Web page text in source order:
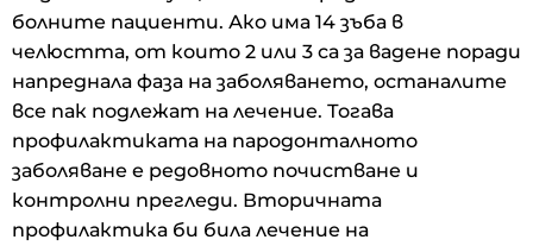
болните пациенти. Ако има 14 зъба в
челюстта, от които 2 или 3 са за вадене поради
напреднала фаза на заболяването, останалите
все пак подлежат на лечение. Тогава
профилактиката на пародонталното
заболяване е редовното почистване и
контролни прегледи. Вторичната
профилактика би била лечение на